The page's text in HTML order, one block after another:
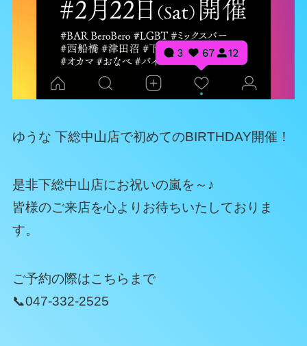
ゆうな 下総中山店で初めてのBIRTHDAY開催！
是非下総中山店にお祝いの嵐を～♪
皆様のご来店を心よりお待ちいたしておりま
す。
ご予約の際はこちらまで
📞047-332-2525